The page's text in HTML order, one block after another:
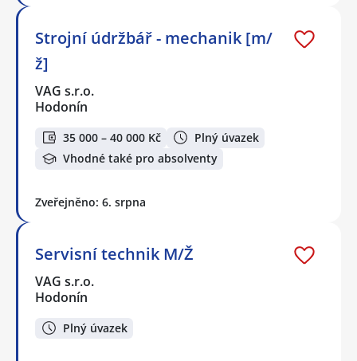
Strojní údržbář - mechanik [m/
ž]
VAG s.r.o.
Hodonín
35 000 – 40 000 Kč
Plný úvazek
Vhodné také pro absolventy
Zveřejněno: 6. srpna
Servisní technik M/Ž
VAG s.r.o.
Hodonín
Plný úvazek